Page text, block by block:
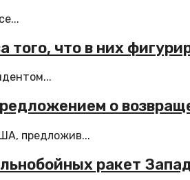
что в них
о
предложив...
ракет